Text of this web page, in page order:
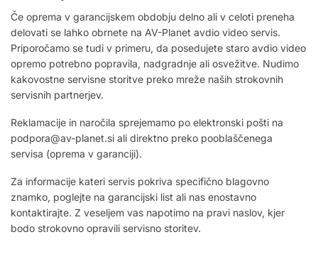
Če oprema v garancijskem obdobju delno ali v celoti preneha
delovati se lahko obrnete na AV-Planet avdio video servis.
Priporočamo se tudi v primeru, da posedujete staro avdio video
opremo potrebno popravila, nadgradnje ali osvežitve. Nudimo
kakovostne servisne storitve preko mreže naših strokovnih
servisnih partnerjev.
Reklamacije in naročila sprejemamo po elektronski pošti na
podpora@av-planet.si ali direktno preko pooblaščenega
servisa (oprema v garanciji).
Za informacije kateri servis pokriva specifično blagovno
znamko, poglejte na garancijski list ali nas enostavno
kontaktirajte. Z veseljem vas napotimo na pravi naslov, kjer
bodo strokovno opravili servisno storitev.